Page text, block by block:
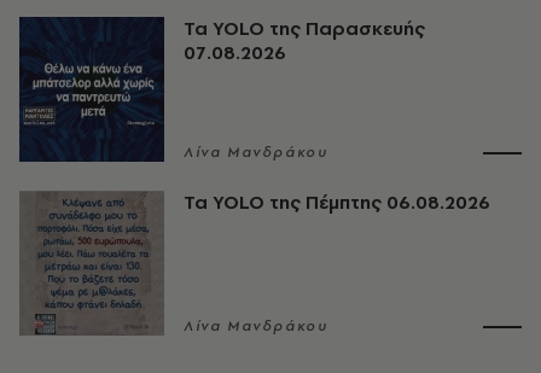
Τα YOLO της Παρασκευής
07.08.2026
Λίνα Μανδράκου
Τα YOLO της Πέμπτης 06.08.2026
Λίνα Μανδράκου